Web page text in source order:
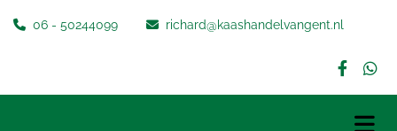
 06 - 50244099  richard@kaashandelvangent.nl